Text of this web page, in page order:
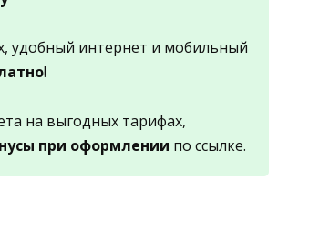
удобный интернет и мобильный
!
на выгодных тарифах,
при оформлении по ссылке.